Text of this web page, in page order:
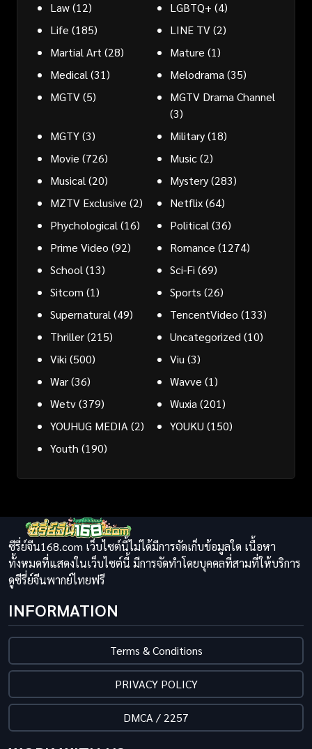
Law(12) LGBTQ+ (4)
Life (185) LINE TV(2)
Martial Art (28) Mature (1)
Medical (31) Melodrama (35)
MGTV(5)
MGTV Drama Channel
(3)
MGTY(3) Military(18)
Movie (726) Music(2)
Musical (20) Mystery(283)
MZTV Exclusive (2) Netflix(64)
Phychological (16) Political (36)
Prime Video (92) Romance (1274)
School (13) Sci-Fi (69)
Sitcom (1) Sports (26)
Supernatural (49) TencentVideo (133)
Thriller(215) Uncategorized (10)
Viki (500) Viu (3)
War(36) Wavve (1)
Wetv(379) Wuxia (201)
YOUHUG MEDIA (2) YOUKU (150)
Youth (190)
ซีรี่ย์จีน168.com เว็บไซต์นี้ไม่ได้มีการจัดเก็บข้อมูลใด เนื้อหา
ทั้งหมดที่แสดงในเว็บไซต์นี้ มีการจัดทำโดยบุคคลที่สามที่ให้บริการ
ดูซีรี่ย์จีนพากย์ไทยฟรี
INFORMATION
Terms & Conditions
PRIVACY POLICY
DMCA / 2257